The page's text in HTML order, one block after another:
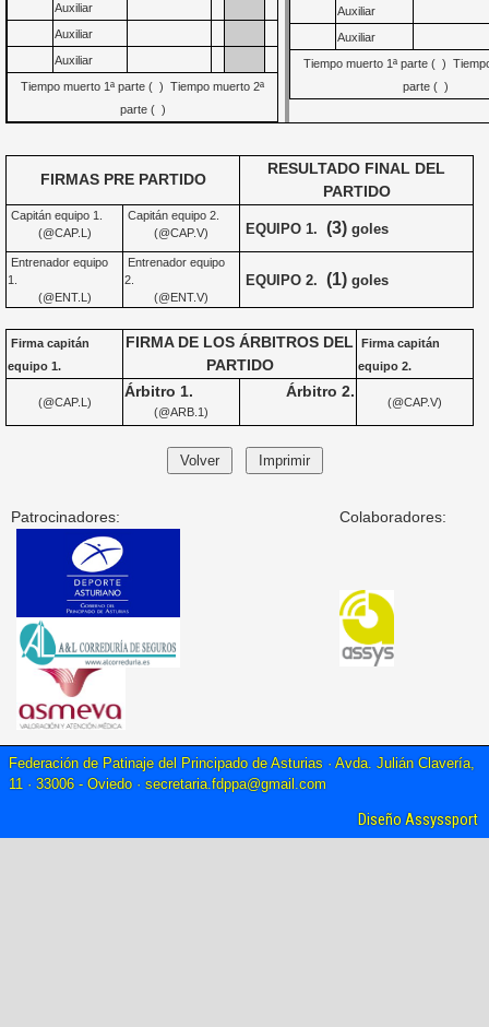
Auxiliar
Auxiliar
Auxiliar
Tiempo muerto 1ª parte ( ) Tiempo muerto 2ª
parte ( )
Auxiliar
Auxiliar
Tiempo muerto 1ª parte ( )
parte ( )
FIRMAS PRE PARTIDO
RESULTADO FINAL DEL
PARTIDO
Capitán equipo 1.
(@CAP.L)
Capitán equipo 2.
(@CAP.V)
EQUIPO 1. (3) goles
Entrenador equipo
1.
(@ENT.L)
Entrenador equipo
2.
(@ENT.V)
EQUIPO 2. (1) goles
Firma capitán
equipo 1.
FIRMA DE LOS ÁRBITROS DEL
PARTIDO
Firma capitán
equipo 2.
(@CAP.L)
Árbitro 1.
(@ARB.1)
Árbitro 2.
(@CAP.V)
Patrocinadores: Colaboradores:
Federación de Patinaje del Principado de Asturias · Avda. Julián Clavería,
11 · 33006 - Oviedo · secretaria.fdppa@gmail.com
Diseño Assyssport